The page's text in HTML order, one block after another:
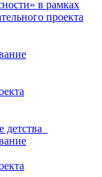
в рамках
проекта
детства